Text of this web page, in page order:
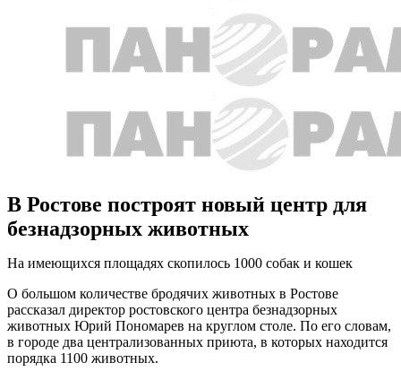
В Ростове построят новый центр для
безнадзорных животных
На имеющихся площадях скопилось 1000 собак и кошек
О большом количестве бродячих животных в Ростове
рассказал директор ростовского центра безнадзорных
животных Юрий Пономарев на круглом столе. По его словам,
в городе два централизованных приюта, в которых находится
порядка 1100 животных.